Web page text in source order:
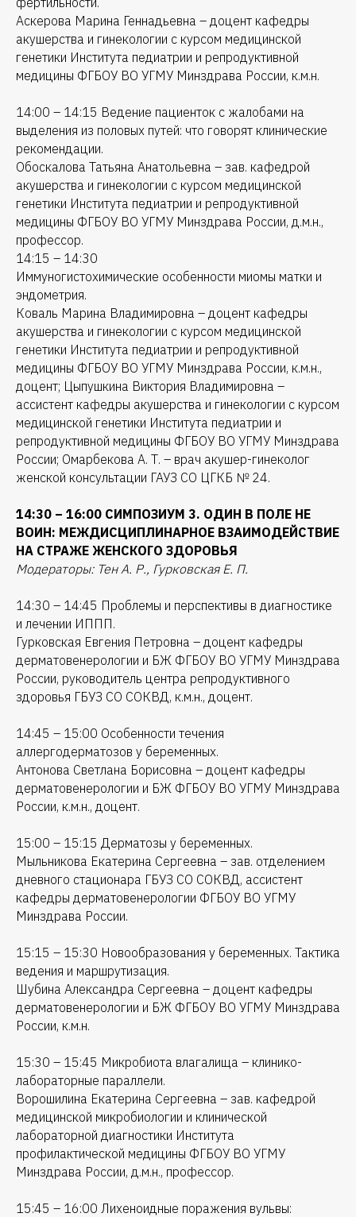
Аскерова Марина Геннадьевна – доцент кафедры
акушерства и гинекологии с курсом медицинской
генетики Института педиатрии и репродуктивной
медицины ФГБОУ ВО УГМУ Минздрава России, к.м.н.
14:00 – 14:15 Ведение пациенток с жалобами на
выделения из половых путей: что говорят клинические
рекомендации.
Обоскалова Татьяна Анатольевна – зав. кафедрой
акушерства и гинекологии с курсом медицинской
генетики Института педиатрии и репродуктивной
медицины ФГБОУ ВО УГМУ Минздрава России, д.м.н.,
профессор.
14:15 – 14:30
Иммуногистохимические особенности миомы матки и
эндометрия.
Коваль Марина Владимировна – доцент кафедры
акушерства и гинекологии с курсом медицинской
генетики Института педиатрии и репродуктивной
медицины ФГБОУ ВО УГМУ Минздрава России, к.м.н.,
доцент; Цыпушкина Виктория Владимировна –
ассистент кафедры акушерства и гинекологии с курсом
медицинской генетики Института педиатрии и
репродуктивной медицины ФГБОУ ВО УГМУ Минздрава
России; Омарбекова А. Т. – врач акушер-гинеколог
женской консультации ГАУЗ СО ЦГКБ № 24.
14:30 – 16:00 СИМПОЗИУМ 3. ОДИН В ПОЛЕ НЕ
ВОИН: МЕЖДИСЦИПЛИНАРНОЕ ВЗАИМОДЕЙСТВИЕ
НА СТРАЖЕ ЖЕНСКОГО ЗДОРОВЬЯ
Модераторы: Тен А. Р., Гурковская Е. П.
14:30 – 14:45 Проблемы и перспективы в диагностике
и лечении ИППП.
Гурковская Евгения Петровна – доцент кафедры
дерматовенерологии и БЖ ФГБОУ ВО УГМУ Минздрава
России, руководитель центра репродуктивного
здоровья ГБУЗ СО СОКВД, к.м.н., доцент.
14:45 – 15:00 Особенности течения
аллергодерматозов у беременных.
Антонова Светлана Борисовна – доцент кафедры
дерматовенерологии и БЖ ФГБОУ ВО УГМУ Минздрава
России, к.м.н., доцент.
15:00 – 15:15 Дерматозы у беременных.
Мыльникова Екатерина Сергеевна – зав. отделением
дневного стационара ГБУЗ СО СОКВД, ассистент
кафедры дерматовенерологии ФГБОУ ВО УГМУ
Минздрава России.
15:15 – 15:30 Новообразования у беременных. Тактика
ведения и маршрутизация.
Шубина Александра Сергеевна – доцент кафедры
дерматовенерологии и БЖ ФГБОУ ВО УГМУ Минздрава
России, к.м.н.
15:30 – 15:45 Микробиота влагалища – клинико-
лабораторные параллели.
Ворошилина Екатерина Сергеевна – зав. кафедрой
медицинской микробиологии и клинической
лабораторной диагностики Института
профилактической медицины ФГБОУ ВО УГМУ
Минздрава России, д.м.н., профессор.
15:45 – 16:00 Лихеноидные поражения вульвы: